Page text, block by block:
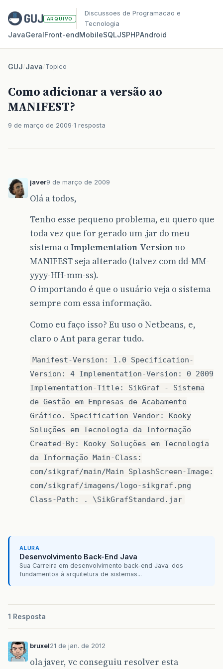
ARQUIVO
Discussoes de Programacao e
Tecnologia
JavaGeralFront‑endMobileSQLJSPHPAndroid
GUJ/Java/Topico
Como adicionar a versão ao
MANIFEST?
9 de março de 2009 1 resposta
javer9 de março de 2009
Olá a todos,
Tenho esse pequeno problema, eu quero que
toda vez que for gerado um .jar do meu
sistema o Implementation-Versionno
MANIFEST seja alterado (talvez com dd-MM-
yyyy-HH-mm-ss).
O importando é que o usuário veja o sistema
sempre com essa informação.
Como eu faço isso? Eu uso o Netbeans, e,
claro o Ant para gerar tudo.
Manifest-Version: 1.0 Specification-
Version: 4 Implementation-Version: 0 2009
Implementation-Title: SikGraf - Sistema
de Gestão em Empresas de Acabamento
Gráfico. Specification-Vendor: Kooky
Soluções em Tecnologia da Informação
Created-By: Kooky Soluções em Tecnologia
da Informação Main-Class:
com/sikgraf/main/Main SplashScreen-Image:
com/sikgraf/imagens/logo-sikgraf.png
Class-Path: . \SikGrafStandard.jar
ALURA
Desenvolvimento Back-End Java
Sua Carreira em desenvolvimento back-end Java: dos
fundamentos à arquitetura de sistemas...
1 Resposta
bruxel21 de jan. de 2012
ola javer, vc conseguiu resolver esta